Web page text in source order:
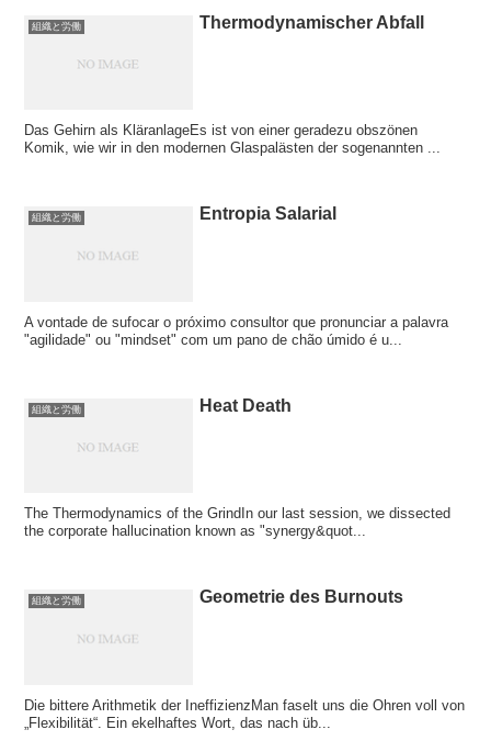
組織と労働 Thermodynamischer Abfall
Das Gehirn als KläranlageEs ist von einer geradezu obszönen
Komik, wie wir in den modernen Glaspalästen der sogenannten ...
組織と労働 Entropia Salarial
A vontade de sufocar o próximo consultor que pronunciar a palavra
"agilidade" ou "mindset" com um pano de chão úmido é u...
組織と労働 Heat Death
The Thermodynamics of the GrindIn our last session, we dissected
the corporate hallucination known as "synergy&quot...
組織と労働 Geometrie des Burnouts
Die bittere Arithmetik der IneffizienzMan faselt uns die Ohren voll von
„Flexibilität“. Ein ekelhaftes Wort, das nach üb...